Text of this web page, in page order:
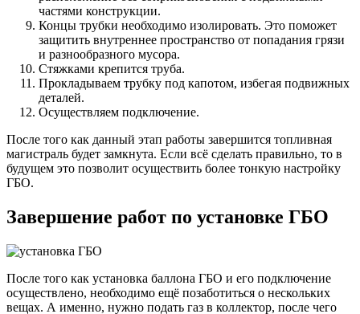
частями конструкции.
Концы трубки необходимо изолировать. Это поможет
защитить внутреннее пространство от попадания грязи
и разнообразного мусора.
Стяжками крепится труба.
Прокладываем трубку под капотом, избегая подвижных
деталей.
Осуществляем подключение.
После того как данный этап работы завершится топливная
магистраль будет замкнута. Если всё сделать правильно, то в
будущем это позволит осуществить более тонкую настройку
ГБО.
Завершение работ по установке ГБО
После того как установка баллона ГБО и его подключение
осуществлено, необходимо ещё позаботиться о нескольких
вещах. А именно, нужно подать газ в коллектор, после чего